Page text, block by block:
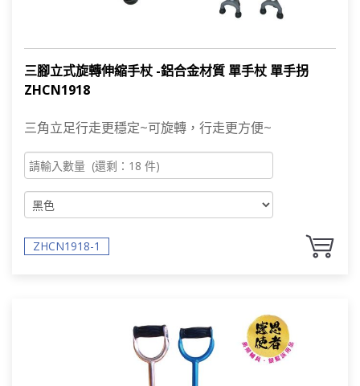
三腳立式旋轉伸縮手杖 -鋁合金材質 單手杖 單手拐
ZHCN1918
三角立足行走更穩定~可旋轉，行走更方便~
ZHCN1918-1